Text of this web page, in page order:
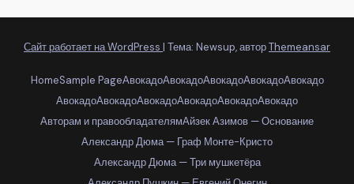
Сайт работает на WordPress | Тема: Newsup, авторThemeansar
HomeSample PageАвокадоАвокадоАвокадоАвокадоАвокадо
АвокадоАвокадоАвокадоАвокадоАвокадоАвокадо
Авторам и правообладателямАйзек Азимов — Основание
Александр Дюма — Граф Монте-Кристо
Александр Дюма — Три мушкетёра